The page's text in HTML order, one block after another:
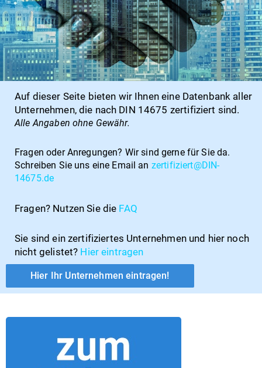
Auf dieser Seite bieten wir Ihnen eine Datenbank aller
Unternehmen, die nach DIN 14675 zertifiziert sind.
Alle Angaben ohne Gewähr.
Fragen oder Anregungen? Wir sind gerne für Sie da.
Schreiben Sie uns eine Email an zertifiziert@DIN-
14675.de
Fragen? Nutzen Sie die FAQ
Sie sind ein zertifiziertes Unternehmen und hier noch
nicht gelistet? Hier eintragen
Hier Ihr Unternehmen eintragen!